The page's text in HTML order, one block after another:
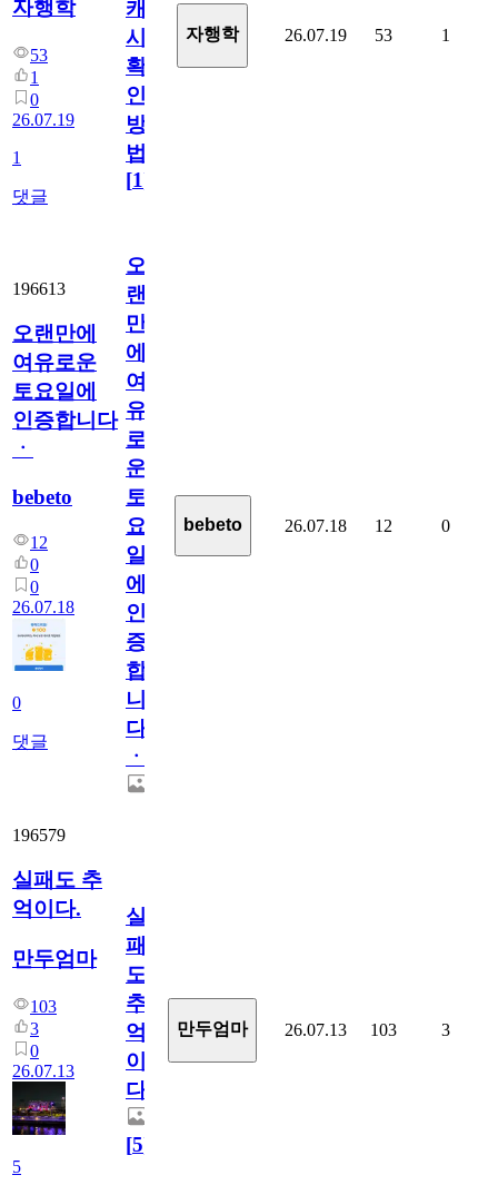
자행학
53
1
0
26.07.19
1
댓글
캐
시
확
인
방
법
[1]
자행학 26.07.19 53 1
196613
오랜만에
여유로운
토요일에
인증합니다
ㆍ
bebeto
12
0
0
26.07.18
0
댓글
오
랜
만
에
여
유
로
운
토
요
일
에
인
증
합
니
다
ㆍ
bebeto 26.07.18 12 0
196579
실패도 추
억이다.
만두엄마
103
3
0
26.07.13
5
실
패
도
추
억
이
다.
[5]
만두엄마 26.07.13 103 3